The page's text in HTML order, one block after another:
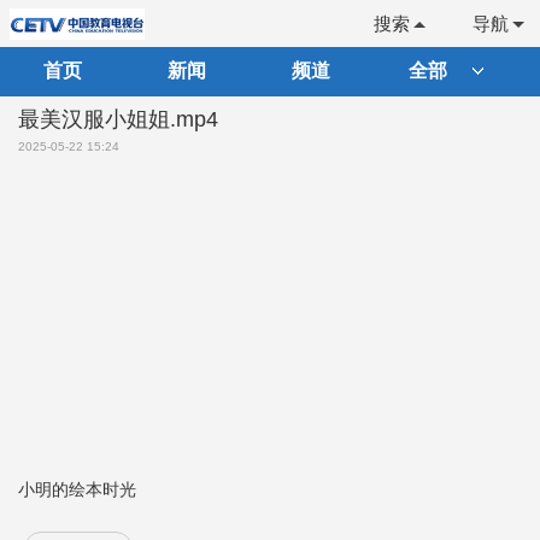
导航
搜索
首页 新闻 频道 全部
最美汉服小姐姐.mp4
2025-05-22 15:24
小明的绘本时光